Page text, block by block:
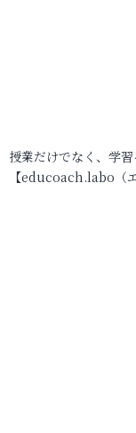
授業だけでなく、学
【educoach.labo（